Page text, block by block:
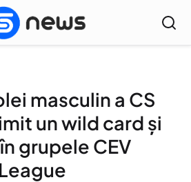
masculin a CS
un wild card și
grupele CEV